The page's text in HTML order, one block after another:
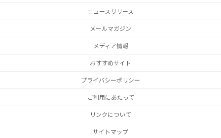
ニュースリリース
メールマガジン
メディア情報
おすすめサイト
プライバシーポリシー
ご利用にあたって
リンクについて
サイトマップ